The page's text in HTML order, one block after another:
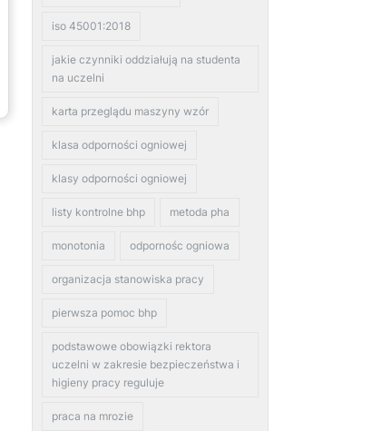
iso 45001:2018
jakie czynniki oddziałują na studenta
na uczelni
karta przeglądu maszyny wzór
klasa odporności ogniowej
klasy odporności ogniowej
listy kontrolne bhp metoda pha
monotonia odpornośc ogniowa
organizacja stanowiska pracy
pierwsza pomoc bhp
podstawowe obowiązki rektora
uczelni w zakresie bezpieczeństwa i
higieny pracy reguluje
praca na mrozie